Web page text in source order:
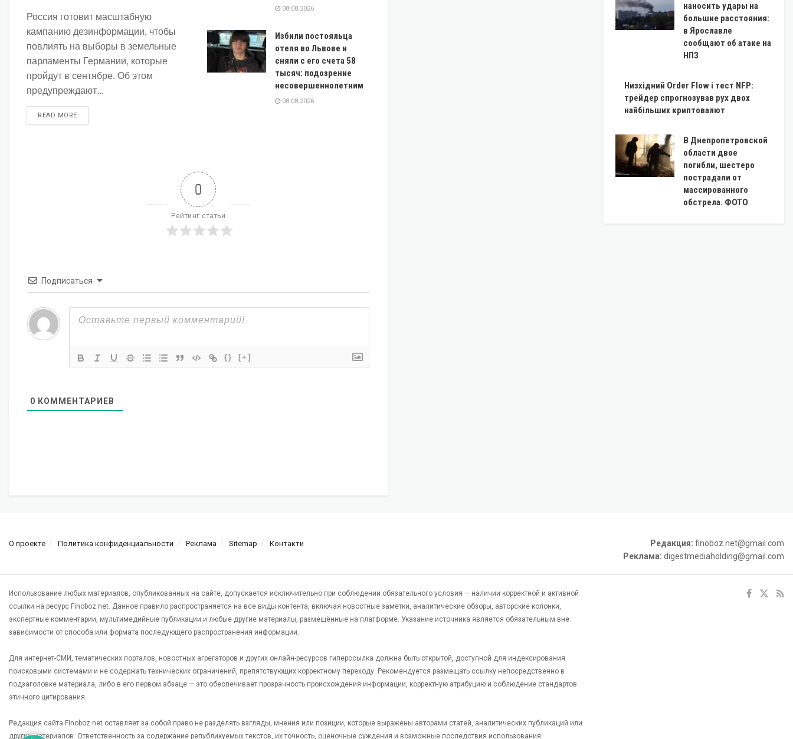
Россия готовит масштабную
кампанию дезинформации, чтобы
повлиять на выборы в земельные
парламенты Германии, которые
пройдут в сентябре. Об этом
предупреждают...
READ MOREDETAILS
08.08.2026
Избили постояльца
отеля во Львове и
сняли с его счета 58
тысяч: подозрение
несовершеннолетним
08.08.2026
0
Рейтинг статьи
Подписаться
{} [+]
0 КОММЕНТАРИЕВ
наносить удары на
большие расстояния:
в Ярославле
сообщают об атаке на
НПЗ
Низхідний Order Flow і тест NFP:
трейдер спрогнозував рух двох
найбільших криптовалют
В Днепропетровской
области двое
погибли, шестеро
пострадали от
массированного
обстрела. ФОТО
О проекте Политика конфиденциальности Реклама Sitemap Контакти Редакция: finoboz.net@gmail.com
Реклама: digestmediaholding@gmail.com
Использование любых материалов, опубликованных на сайте, допускается исключительно при соблюдении обязательного условия — наличии корректной и активной
ссылки на ресурс Finoboz.net. Данное правило распространяется на все виды контента, включая новостные заметки, аналитические обзоры, авторские колонки,
экспертные комментарии, мультимедийные публикации и любые другие материалы, размещённые на платформе. Указание источника является обязательным вне
зависимости от способа или формата последующего распространения информации.
Для интернет-СМИ, тематических порталов, новостных агрегаторов и других онлайн-ресурсов гиперссылка должна быть открытой, доступной для индексирования
поисковыми системами и не содержать технических ограничений, препятствующих корректному переходу. Рекомендуется размещать ссылку непосредственно в
подзаголовке материала, либо в его первом абзаце — это обеспечивает прозрачность происхождения информации, корректную атрибуцию и соблюдение стандартов
этичного цитирования.
Редакция сайта Finoboz.net оставляет за собой право не разделять взгляды, мнения или позиции, которые выражены авторами статей, аналитических публикаций или
других материалов. Ответственность за содержание републикуемых текстов, их точность, оценочные суждения и возможные последствия использования